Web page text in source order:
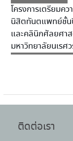
โครงการเตรียมค
นิสิตทันตแพทย์ชั้น
และคลินิกศัลยศา
มหาวิทยาลัยนเรศ
ติดต่อเรา